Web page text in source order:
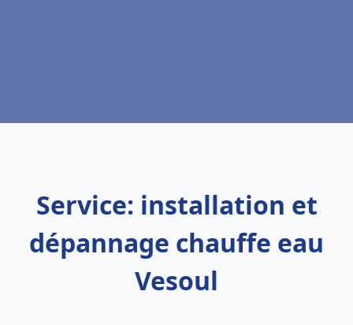
Service: installation et
dépannage chauffe eau
Vesoul